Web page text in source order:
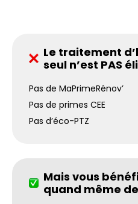
Le traitement
seul n’est PAS
Pas de MaPrimeRénov’
Pas de primes CEE
Pas d’éco-PTZ
Mais vous
quand même